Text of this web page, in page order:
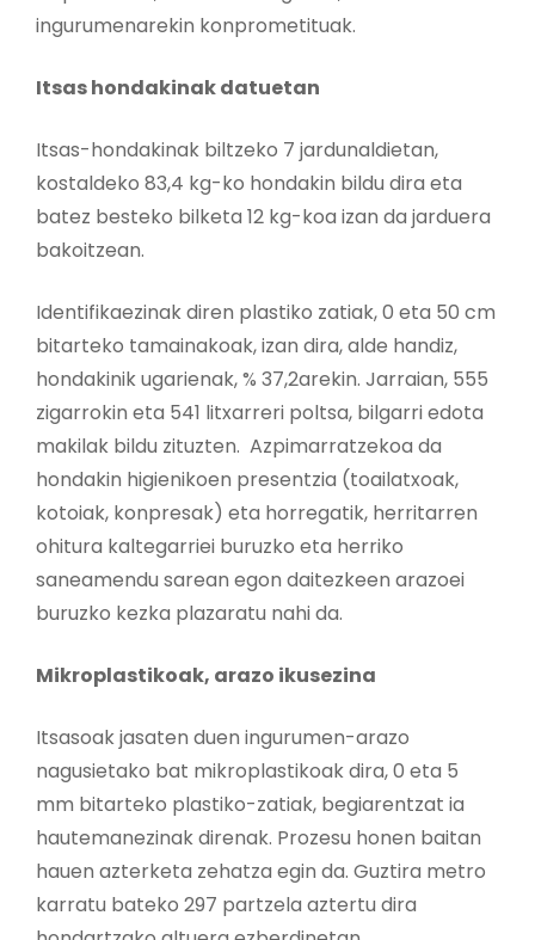
ingurumenarekin konprometituak.
Itsas hondakinak datuetan
Itsas-hondakinak biltzeko 7 jardunaldietan,
kostaldeko 83,4 kg-ko hondakin bildu dira eta
batez besteko bilketa 12 kg-koa izan da jarduera
bakoitzean.
Identifikaezinak diren plastiko zatiak, 0 eta 50 cm
bitarteko tamainakoak, izan dira, alde handiz,
hondakinik ugarienak, % 37,2arekin. Jarraian, 555
zigarrokin eta 541 litxarreri poltsa, bilgarri edota
makilak bildu zituzten. Azpimarratzekoa da
hondakin higienikoen presentzia (toailatxoak,
kotoiak, konpresak) eta horregatik, herritarren
ohitura kaltegarriei buruzko eta herriko
saneamendu sarean egon daitezkeen arazoei
buruzko kezka plazaratu nahi da.
Mikroplastikoak, arazo ikusezina
Itsasoak jasaten duen ingurumen-arazo
nagusietako bat mikroplastikoak dira, 0 eta 5
mm bitarteko plastiko-zatiak, begiarentzat ia
hautemanezinak direnak. Prozesu honen baitan
hauen azterketa zehatza egin da. Guztira metro
karratu bateko 297 partzela aztertu dira